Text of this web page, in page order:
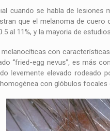
cuando se habla de
que el melanoma de
al 11%, y la mayoria de
con
“fried-egg nevus”, es más
levemente elevado
con glóbulos